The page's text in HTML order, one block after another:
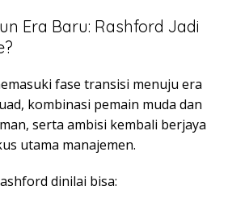
Era Baru: Rashford Jadi
fase transisi menuju era
kombinasi pemain muda dan
serta ambisi kembali berjaya
utama manajemen.
dinilai bisa: